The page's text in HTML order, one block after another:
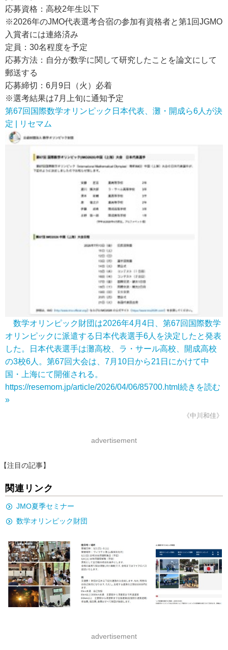
応募資格：高校2年生以下
※2026年のJMO代表選考合宿の参加有資格者と第1回JGMO
入賞者には連絡済み
定員：30名程度を予定
応募方法：自分が数学に関して研究したことを論文にして
郵送する
応募締切：6月9日（火）必着
※選考結果は7月上旬に通知予定
第67回国際数学オリンピック日本代表、灘・開成ら6人が決
定 | リセマム
数学オリンピック財団は2026年4月4日、第67回国際数学
オリンピックに派遣する日本代表選手6人を決定したと発表
した。日本代表選手は灘高校、ラ・サール高校、開成高校
の3校6人。第67回大会は、7月10日から21日にかけて中
国・上海にて開催される。
https://resemom.jp/article/2026/04/06/85700.html 続きを読む
»
《中川和佳》
advertisement
【注目の記事】
関連リンク
JMO夏季セミナー
数学オリンピック財団
advertisement